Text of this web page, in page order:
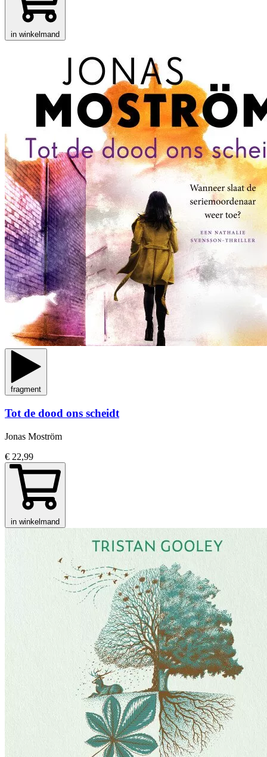
in winkelmand
fragment
Tot de dood ons scheidt
Jonas Moström
€ 22,99
in winkelmand